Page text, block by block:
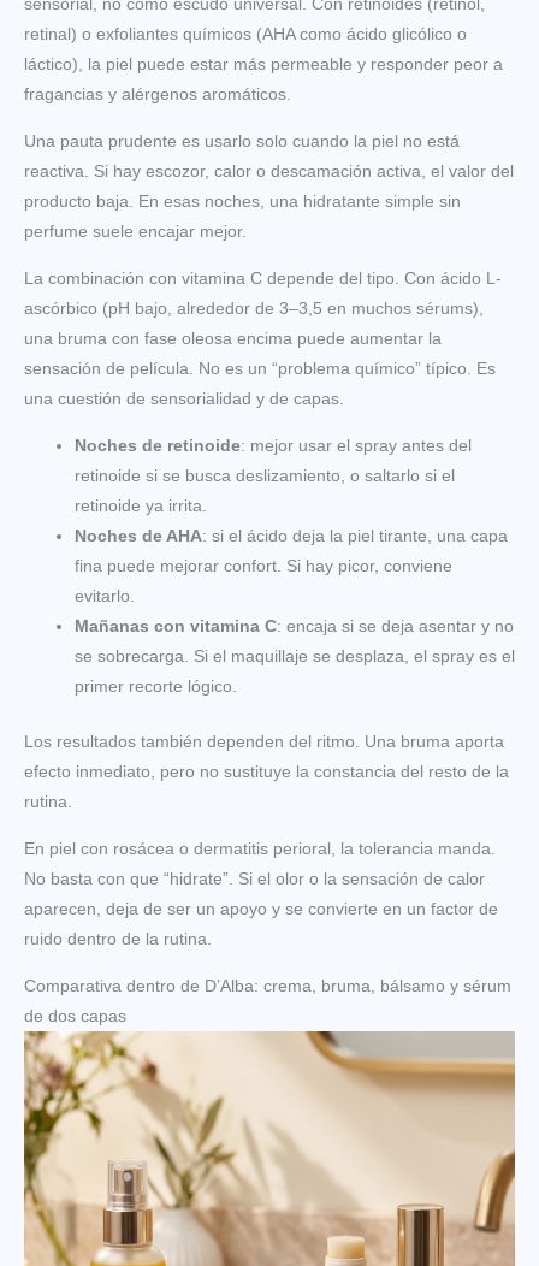
retinal) o exfoliantes químicos (AHA como ácido glicólico o
láctico), la piel puede estar más permeable y responder peor a
fragancias y alérgenos aromáticos.
Una pauta prudente es usarlo solo cuando la piel no está
reactiva. Si hay escozor, calor o descamación activa, el valor del
producto baja. En esas noches, una hidratante simple sin
perfume suele encajar mejor.
La combinación con vitamina C depende del tipo. Con ácido L-
ascórbico (pH bajo, alrededor de 3–3,5 en muchos sérums),
una bruma con fase oleosa encima puede aumentar la
sensación de película. No es un “problema químico” típico. Es
una cuestión de sensorialidad y de capas.
Noches de retinoide: mejor usar el spray antes del
retinoide si se busca deslizamiento, o saltarlo si el
retinoide ya irrita.
Noches de AHA: si el ácido deja la piel tirante, una capa
fina puede mejorar confort. Si hay picor, conviene
evitarlo.
Mañanas con vitamina C: encaja si se deja asentar y no
se sobrecarga. Si el maquillaje se desplaza, el spray es el
primer recorte lógico.
Los resultados también dependen del ritmo. Una bruma aporta
efecto inmediato, pero no sustituye la constancia del resto de la
rutina.
En piel con rosácea o dermatitis perioral, la tolerancia manda.
No basta con que “hidrate”. Si el olor o la sensación de calor
aparecen, deja de ser un apoyo y se convierte en un factor de
ruido dentro de la rutina.
Comparativa dentro de D’Alba: crema, bruma, bálsamo y sérum
de dos capas